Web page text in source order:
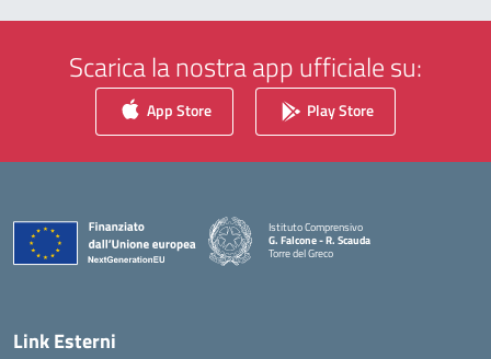
Scarica la nostra app ufficiale su:
App Store Play Store
Istituto Comprensivo
G. Falcone - R. Scauda
Torre del Greco
Link Esterni